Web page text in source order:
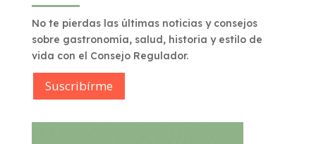
No te pierdas las últimas noticias y consejos
sobre gastronomía, salud, historia y estilo de
vida con el Consejo Regulador.
Suscribírme